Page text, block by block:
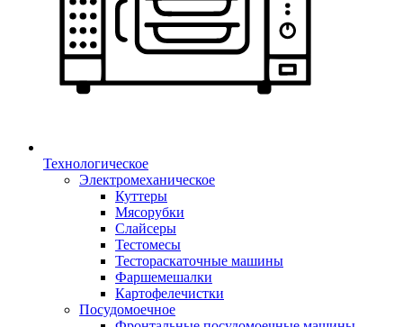
Технологическое
Электромеханическое
Куттеры
Мясорубки
Слайсеры
Тестомесы
Тестораскаточные машины
Фаршемешалки
Картофелечистки
Посудомоечное